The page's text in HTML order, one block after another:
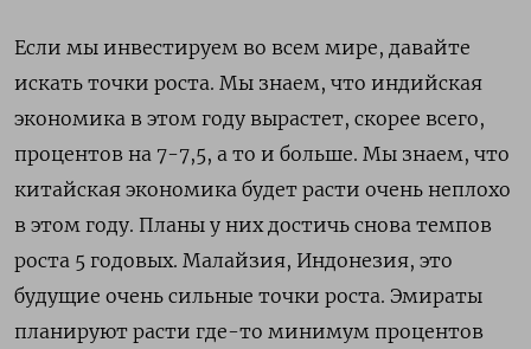
Если мы инвестируем во всем мире, давайте
искать точки роста. Мы знаем, что индийская
экономика в этом году вырастет, скорее всего,
процентов на 7-7,5, а то и больше. Мы знаем, что
китайская экономика будет расти очень неплохо
в этом году. Планы у них достичь снова темпов
роста 5 годовых. Малайзия, Индонезия, это
будущие очень сильные точки роста. Эмираты
планируют расти где-то минимум процентов